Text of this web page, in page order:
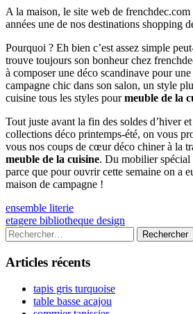
A la maison, le site web de
années une de nos destinations shopping
Pourquoi ? Eh bien c’est assez simple
trouve toujours son bonheur chez
à composer une déco scandinave pour
campagne chic dans son salon, un style
cuisine tous les styles pourmeuble de la
Tout juste avant la fin des soldes d’hiver
collections déco printemps-été, on vous
vous nos coups de cœur déco chiner à la
meuble de la cuisine. Du mobilier spécial
parce que pour ouvrir cette semaine on a
maison de campagne !
Navigation
de
l’article
Previous
article:
ensemble literie
Next
article:
etagere bibliotheque design
Colonne
latérale
principale
Rechercher :
Articles récents
tapis gris turquoise
table basse acajou